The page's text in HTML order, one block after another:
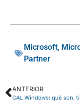
Microsoft,
Partner
ANTERIOR